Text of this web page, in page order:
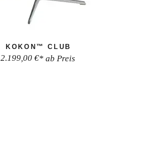
KOKON™ CLUB
2.199,00 €* ab Preis